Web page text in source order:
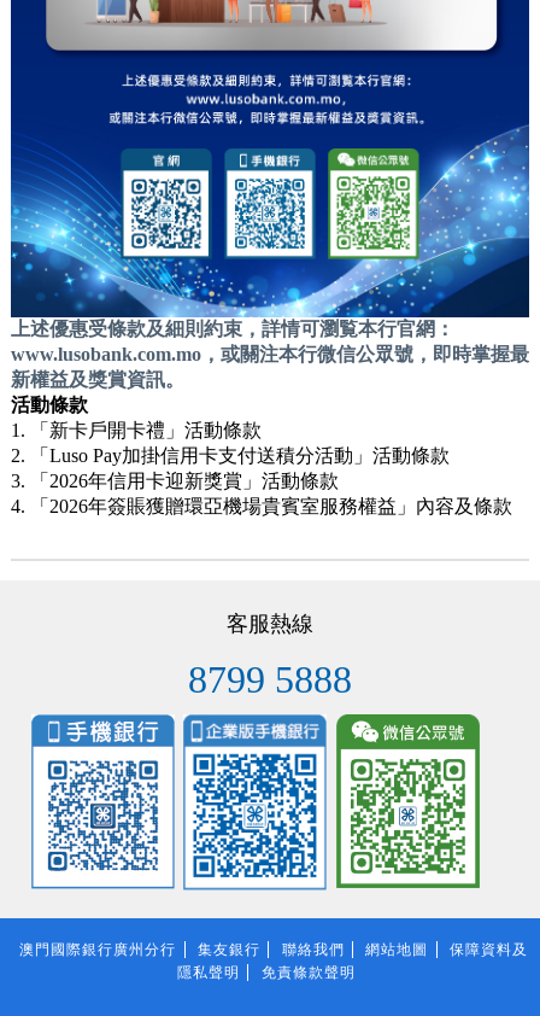
上述優惠受條款及細則約束， 詳情可瀏覧本行官網 ：
www.lusobank.com.mo，或關注本行微信公眾號， 即時掌握最
新權益及獎賞資訊。
活動條款
1.
「新卡戶開卡禮」活動條款
2.
「Luso Pay加掛信用卡支付送積分活動」活動條款
3.
「2026年信用卡迎新獎賞」活動條款
4.
「2026年簽賬獲贈環亞機場貴賓室服務權益」內容及條款
客服熱線
8799 5888
澳門國際銀行廣州分行 集友銀行 聯絡我們 網站地圖
保障資料及
隱私聲明
免責條款聲明